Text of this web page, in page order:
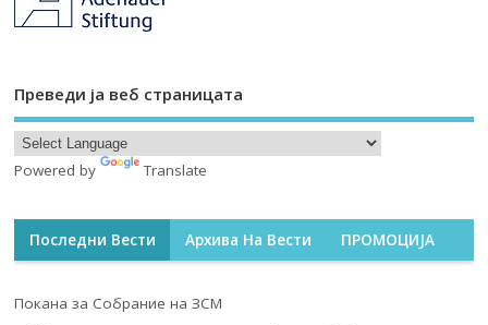
Преведи ја веб страницата
Powered by Translate
Последни Вести Архива На Вести ПРОМОЦИЈА
Покана за Собрание на ЗСМ